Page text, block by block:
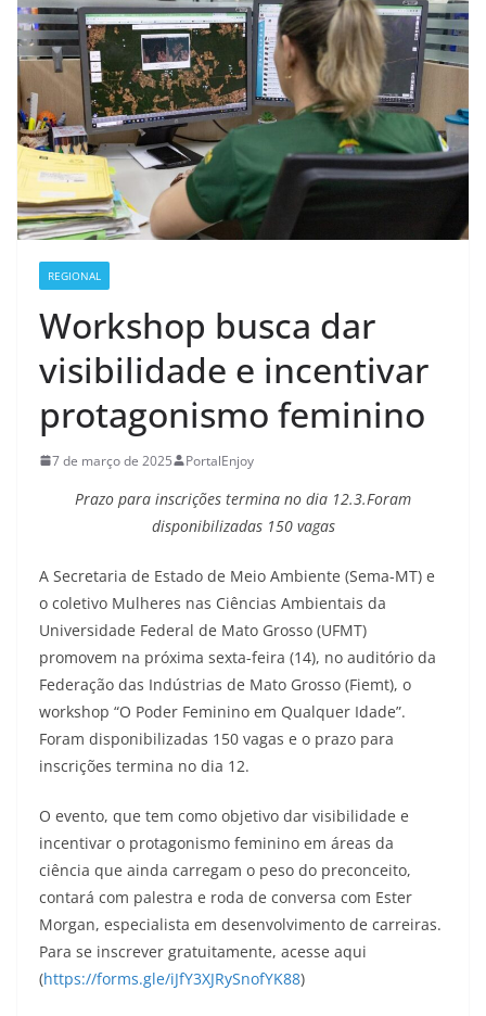
REGIONAL
Workshop busca dar
visibilidade e incentivar
protagonismo feminino
7 de março de 2025 PortalEnjoy
Prazo para inscrições termina no dia 12.3.Foram
disponibilizadas 150 vagas
A Secretaria de Estado de Meio Ambiente (Sema-MT) e
o coletivo Mulheres nas Ciências Ambientais da
Universidade Federal de Mato Grosso (UFMT)
promovem na próxima sexta-feira (14), no auditório da
Federação das Indústrias de Mato Grosso (Fiemt), o
workshop “O Poder Feminino em Qualquer Idade”.
Foram disponibilizadas 150 vagas e o prazo para
inscrições termina no dia 12.
O evento, que tem como objetivo dar visibilidade e
incentivar o protagonismo feminino em áreas da
ciência que ainda carregam o peso do preconceito,
contará com palestra e roda de conversa com Ester
Morgan, especialista em desenvolvimento de carreiras.
Para se inscrever gratuitamente, acesse aqui
(https://forms.gle/iJfY3XJRySnofYK88)